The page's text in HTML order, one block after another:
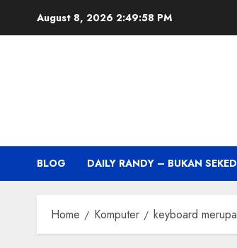
August 8, 2026 2:49:59 PM
BLOG DAILY RANDY – BUKAN
Home Komputer keyboard